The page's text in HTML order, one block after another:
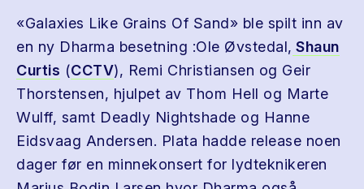
«Galaxies Like Grains Of Sand» ble spilt inn av
en ny Dharma besetning :Ole Øvstedal, Shaun
Curtis (CCTV), Remi Christiansen og Geir
Thorstensen, hjulpet av Thom Hell og Marte
Wulff, samt Deadly Nightshade og Hanne
Eidsvaag Andersen. Plata hadde release noen
dager før en minnekonsert for lydteknikeren